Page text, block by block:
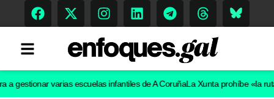
varias escuelas infantiles de A CoruñaLa Xunta prohíbe «la ruta